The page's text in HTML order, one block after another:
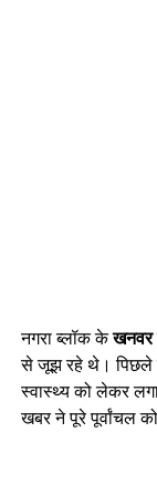
नगरा ब्लॉक केखनवर
से जूझ रहे थे। पिछले
स्वास्थ्य को लेकर
खबर ने पूरे पूर्वांचल